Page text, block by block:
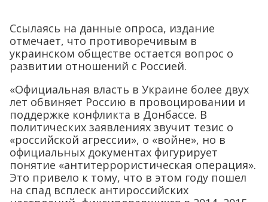
Ссылаясь на данные опроса, издание
отмечает, что противоречивым в
украинском обществе остается вопрос о
развитии отношений с Россией.
«Официальная власть в Украине более двух
лет обвиняет Россию в провоцировании и
поддержке конфликта в Донбассе. В
политических заявлениях звучит тезис о
«российской агрессии», о «войне», но в
официальных документах фигурирует
понятие «антитеррористическая операция».
Это привело к тому, что в этом году пошел
на спад всплеск антироссийских